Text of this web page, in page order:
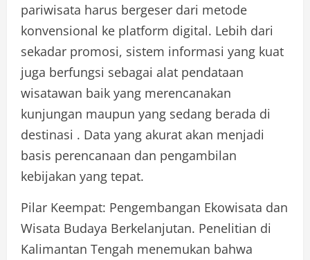
pariwisata harus bergeser dari metode
konvensional ke platform digital. Lebih dari
sekadar promosi, sistem informasi yang kuat
juga berfungsi sebagai alat pendataan
wisatawan baik yang merencanakan
kunjungan maupun yang sedang berada di
destinasi . Data yang akurat akan menjadi
basis perencanaan dan pengambilan
kebijakan yang tepat.
Pilar Keempat: Pengembangan Ekowisata dan
Wisata Budaya Berkelanjutan. Penelitian di
Kalimantan Tengah menemukan bahwa